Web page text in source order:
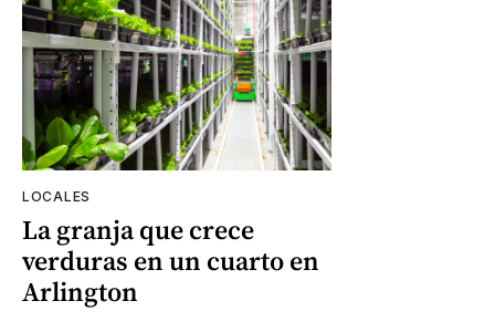
LOCALES
La granja que crece
verduras en un cuarto en
Arlington